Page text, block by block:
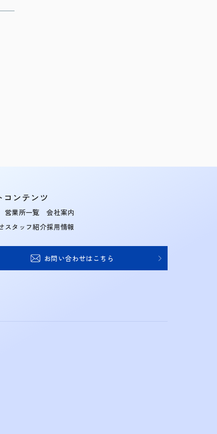
コンテンツ
営業所一覧
スタッフ紹介
会社案内
採用情報
お問い合わせはこちら